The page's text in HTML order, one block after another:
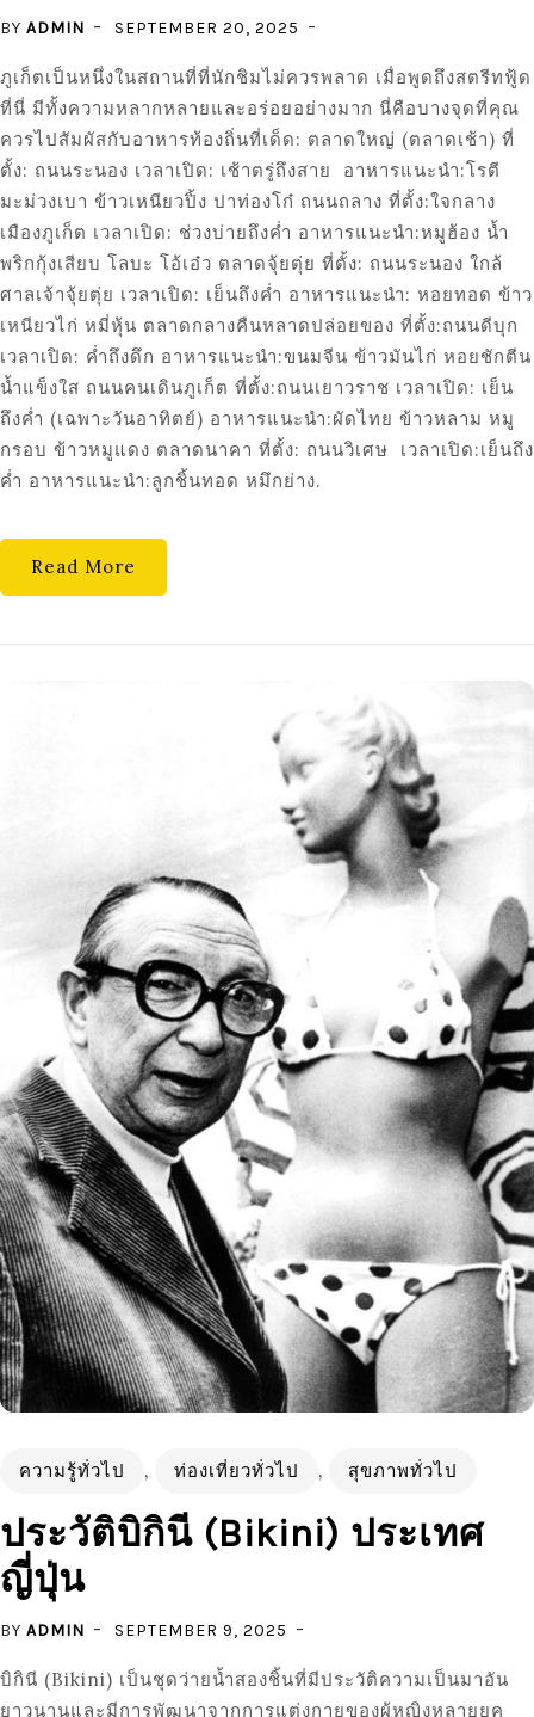
BY ADMIN SEPTEMBER 20, 2025
ภูเก็ตเป็นหนึ่งในสถานที่ที่นักชิมไม่ควรพลาด เมื่อพูดถึงสตรีทฟู้ด
ที่นี่ มีทั้งความหลากหลายและอร่อยอย่างมาก นี่คือบางจุดที่คุณ
ควรไปสัมผัสกับอาหารท้องถิ่นที่เด็ด: ตลาดใหญ่ (ตลาดเช้า) ที่
ตั้ง: ถนนระนอง เวลาเปิด: เช้าตรู่ถึงสาย อาหารแนะนำ:โรตี
มะม่วงเบา ข้าวเหนียวปิ้ง ปาท่องโก๋ ถนนถลาง ที่ตั้ง:ใจกลาง
เมืองภูเก็ต เวลาเปิด: ช่วงบ่ายถึงค่ำ อาหารแนะนำ:หมูฮ้อง น้ำ
พริกกุ้งเสียบ โลบะ โอ้เอ๋ว ตลาดจุ้ยตุ่ย ที่ตั้ง: ถนนระนอง ใกล้
ศาลเจ้าจุ้ยตุ่ย เวลาเปิด: เย็นถึงค่ำ อาหารแนะนำ: หอยทอด ข้าว
เหนียวไก่ หมี่หุ้น ตลาดกลางคืนหลาดปล่อยของ ที่ตั้ง:ถนนดีบุก
เวลาเปิด: ค่ำถึงดึก อาหารแนะนำ:ขนมจีน ข้าวมันไก่ หอยชักตีน
น้ำแข็งใส ถนนคนเดินภูเก็ต ที่ตั้ง:ถนนเยาวราช เวลาเปิด: เย็น
ถึงค่ำ (เฉพาะวันอาทิตย์) อาหารแนะนำ:ผัดไทย ข้าวหลาม หมู
กรอบ ข้าวหมูแดง ตลาดนาคา ที่ตั้ง: ถนนวิเศษ เวลาเปิด:เย็นถึง
ค่ำ อาหารแนะนำ:ลูกชิ้นทอด หมึกย่าง.
Read More
ความรู้ทั่วไป , ท่องเที่ยวทั่วไป , สุขภาพทั่วไป
ประวัติบิกินี (Bikini) ประเทศ
ญี่ปุ่น
BY ADMIN SEPTEMBER 9, 2025
บิกินี (Bikini) เป็นชุดว่ายน้ำสองชิ้นที่มีประวัติความเป็นมาอัน
ยาวนานและมีการพัฒนาจากการแต่งกายของผู้หญิงหลายยุค